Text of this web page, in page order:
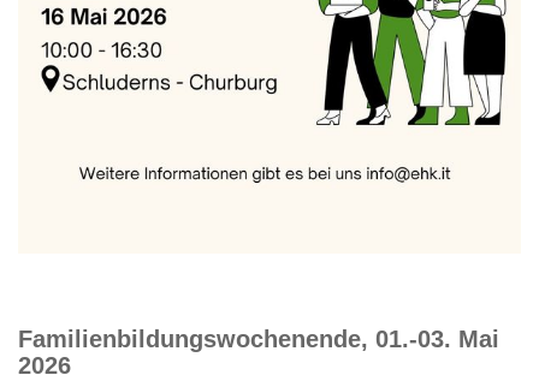
Familienbildungswochenende, 01.-03. Mai
2026